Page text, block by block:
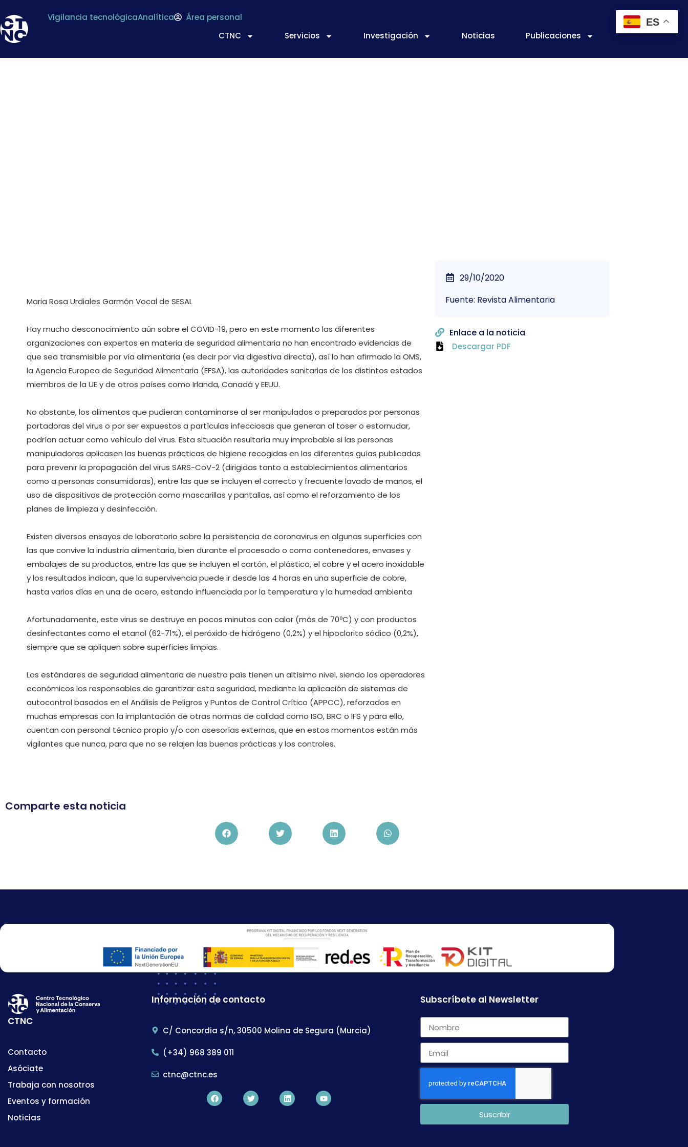
Vigilancia tecnológicaAnalítica
Área personal
CTNC
Servicios Investigación Noticias Publicaciones
Maria Rosa Urdiales Garmón Vocal de SESAL
Hay mucho desconocimiento aún sobre el COVID-19, pero en este momento las diferentes
organizaciones con expertos en materia de seguridad alimentaria no han encontrado evidencias de
que sea transmisible por vía alimentaria (es decir por vía digestiva directa), así lo han afirmado la OMS,
la Agencia Europea de Seguridad Alimentaria (EFSA), las autoridades sanitarias de los distintos estados
miembros de la UE y de otros países como Irlanda, Canadá y EEUU.
No obstante, los alimentos que pudieran contaminarse al ser manipulados o preparados por personas
portadoras del virus o por ser expuestos a partículas infecciosas que generan al toser o estornudar,
podrían actuar como vehículo del virus. Esta situación resultaría muy improbable si las personas
manipuladoras aplicasen las buenas prácticas de higiene recogidas en las diferentes guías publicadas
para prevenir la propagación del virus SARS-CoV-2 (dirigidas tanto a establecimientos alimentarios
como a personas consumidoras), entre las que se incluyen el correcto y frecuente lavado de manos, el
uso de dispositivos de protección como mascarillas y pantallas, así como el reforzamiento de los
planes de limpieza y desinfección.
Existen diversos ensayos de laboratorio sobre la persistencia de coronavirus en algunas superficies con
las que convive la industria alimentaria, bien durante el procesado o como contenedores, envases y
embalajes de su productos, entre las que se incluyen el cartón, el plástico, el cobre y el acero inoxidable
y los resultados indican, que la supervivencia puede ir desde las 4 horas en una superficie de cobre,
hasta varios días en una de acero, estando influenciada por la temperatura y la humedad ambienta
Afortunadamente, este virus se destruye en pocos minutos con calor (más de 70ºC) y con productos
desinfectantes como el etanol (62-71%), el peróxido de hidrógeno (0,2%) y el hipoclorito sódico (0,2%),
siempre que se apliquen sobre superficies limpias.
Los estándares de seguridad alimentaria de nuestro país tienen un altísimo nivel, siendo los operadores
económicos los responsables de garantizar esta seguridad, mediante la aplicación de sistemas de
autocontrol basados en el Análisis de Peligros y Puntos de Control Crítico (APPCC), reforzados en
muchas empresas con la implantación de otras normas de calidad como ISO, BRC o IFS y para ello,
cuentan con personal técnico propio y/o con asesorías externas, que en estos momentos están más
vigilantes que nunca, para que no se relajen las buenas prácticas y los controles.
29/10/2020
Fuente: Revista Alimentaria
Enlace a la noticia
Descargar PDF
Comparte esta noticia
CTNC
Contacto
Asóciate
Trabaja con nosotros
Eventos y formación
Noticias
Información de contacto
C/ Concordia s/n, 30500 Molina de Segura (Murcia)
(+34) 968 389 011
ctnc@ctnc.es
Subscríbete al Newsletter
Suscribir
ES